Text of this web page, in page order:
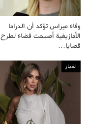
وفاء ميراس تؤكد أن الدراما
الأمازيغية أصبحت فضاء لطرح
قضايا…
اخبار